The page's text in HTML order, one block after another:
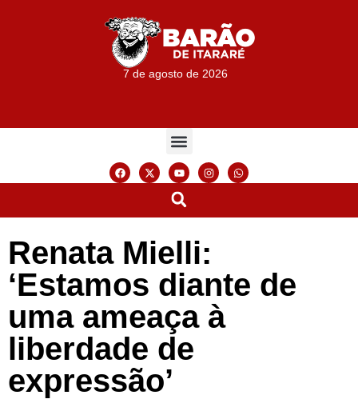
7 de agosto de 2026
Renata Mielli:
‘Estamos diante de
uma ameaça à
liberdade de
expressão’